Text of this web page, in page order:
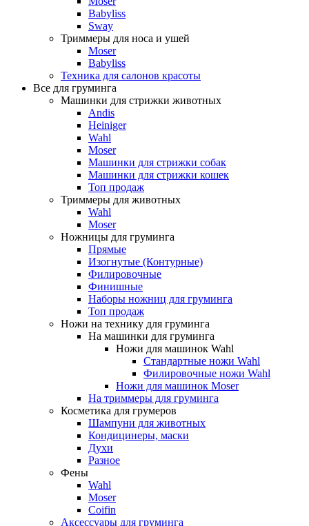
Babyliss
Sway
Триммеры для носа и ушей
Moser
Babyliss
Техника для салонов красоты
Все для груминга
Машинки для стрижки животных
Andis
Heiniger
Wahl
Moser
Машинки для стрижки собак
Машинки для стрижки кошек
Топ продаж
Триммеры для животных
Wahl
Moser
Ножницы для груминга
Прямые
Изогнутые (Контурные)
Филировочные
Финишные
Наборы ножниц для груминга
Топ продаж
Ножи на технику для груминга
На машинки для груминга
Ножи для машинок Wahl
Стандартные ножи Wahl
Филировочные ножи Wahl
Ножи для машинок Moser
На триммеры для груминга
Косметика для грумеров
Шампуни для животных
Кондицинеры, маски
Духи
Разное
Фены
Wahl
Moser
Coifin
Аксессуары для груминга